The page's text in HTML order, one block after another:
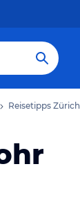
Reisetipps Zürich